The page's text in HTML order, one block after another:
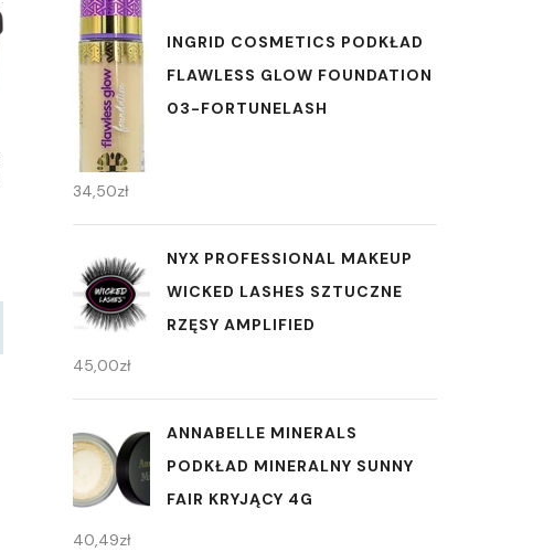
INGRID COSMETICS PODKŁAD
FLAWLESS GLOW FOUNDATION
03-FORTUNELASH
34,50zł
NYX PROFESSIONAL MAKEUP
WICKED LASHES SZTUCZNE
RZĘSY AMPLIFIED
45,00zł
ANNABELLE MINERALS
PODKŁAD MINERALNY SUNNY
FAIR KRYJĄCY 4G
40,49zł